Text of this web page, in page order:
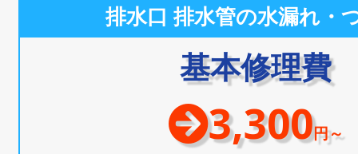
排水口 排水管の水漏れ・
基本修理費
3,300円～